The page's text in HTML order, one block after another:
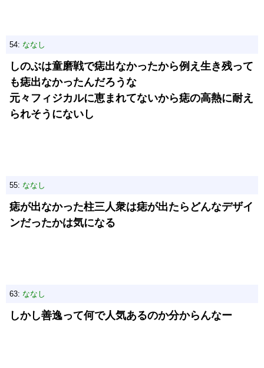
54: ななし
しのぶは童磨戦で痣出なかったから例え生き残って
も痣出なかったんだろうな
元々フィジカルに恵まれてないから痣の高熱に耐え
られそうにないし
55: ななし
痣が出なかった柱三人衆は痣が出たらどんなデザイ
ンだったかは気になる
63: ななし
しかし善逸って何で人気あるのか分からんなー